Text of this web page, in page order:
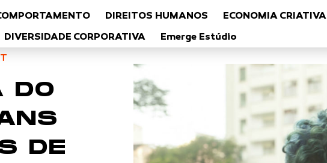
DIREITOS HUMANOS
ECONOMIA CRIATIVA
DIVERSIDADE CORPORATIVA
Emerge Estúdio
DO
DE